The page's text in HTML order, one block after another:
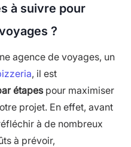
à suivre pour
?
agence de voyages, un
, il est
étapespour maximiser
projet. En effet, avant
à de nombreux
à prévoir,